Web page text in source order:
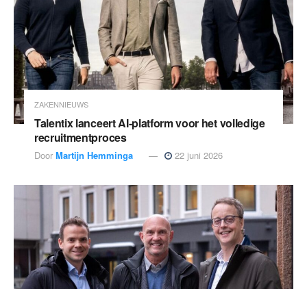
ZAKENNIEUWS
Talentix lanceert AI-platform voor het volledige
recruitmentproces
Door Martijn Hemminga 22 juni 2026